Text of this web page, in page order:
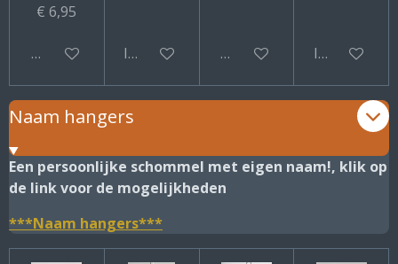
€ 6,95
Bekijk details In winkelwagenBekijk details In
Naam hangers
Een persoonlijke schommel met eigen naam!, klik op
de link voor de mogelijkheden
***Naam hangers***